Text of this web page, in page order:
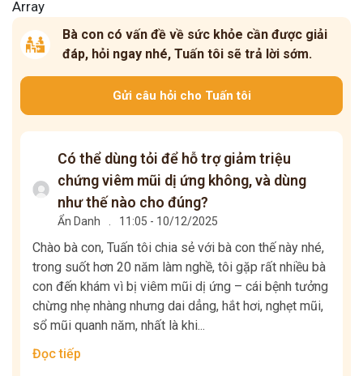
Array
Bà con có vấn đề về sức khỏe cần được giải
đáp, hỏi ngay nhé, Tuấn tôi sẽ trả lời sớm.
Gửi câu hỏi cho Tuấn tôi
Có thể dùng tỏi để hỗ trợ giảm triệu
chứng viêm mũi dị ứng không, và dùng
như thế nào cho đúng?
Ẩn Danh 11:05 - 10/12/2025
Chào bà con, Tuấn tôi chia sẻ với bà con thế này nhé,
trong suốt hơn 20 năm làm nghề, tôi gặp rất nhiều bà
con đến khám vì bị viêm mũi dị ứng – cái bệnh tưởng
chừng nhẹ nhàng nhưng dai dẳng, hắt hơi, nghẹt mũi,
sổ mũi quanh năm, nhất là khi...
Đọc tiếp